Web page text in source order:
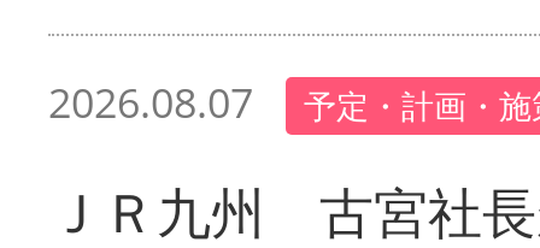
2026.08.07 予定・計画・
ＪＲ九州 古宮社